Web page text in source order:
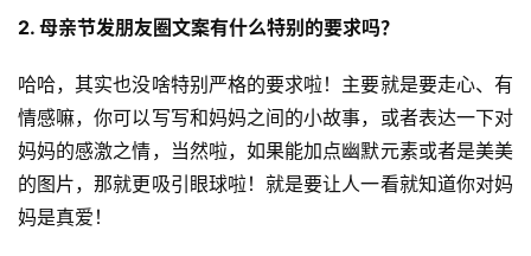
2. 母亲节发朋友圈文案有什么特别的要求吗？
哈哈，其实也没啥特别严格的要求啦！主要就是要走心、有
情感嘛，你可以写写和妈妈之间的小故事，或者表达一下对
妈妈的感激之情，当然啦，如果能加点幽默元素或者是美美
的图片，那就更吸引眼球啦！就是要让人一看就知道你对妈
妈是真爱！